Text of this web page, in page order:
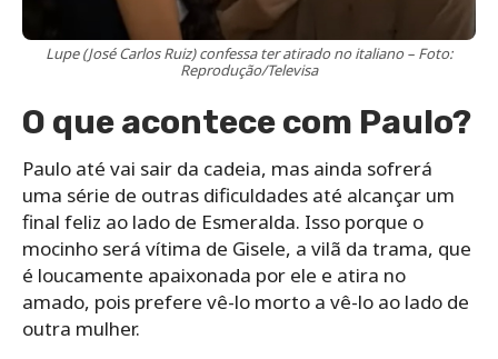
Lupe (José Carlos Ruiz) confessa ter atirado no italiano – Foto:
Reprodução/Televisa
O que acontece com Paulo?
Paulo até vai sair da cadeia, mas ainda sofrerá
uma série de outras dificuldades até alcançar um
final feliz ao lado de Esmeralda. Isso porque o
mocinho será vítima de Gisele, a vilã da trama, que
é loucamente apaixonada por ele e atira no
amado, pois prefere vê-lo morto a vê-lo ao lado de
outra mulher.